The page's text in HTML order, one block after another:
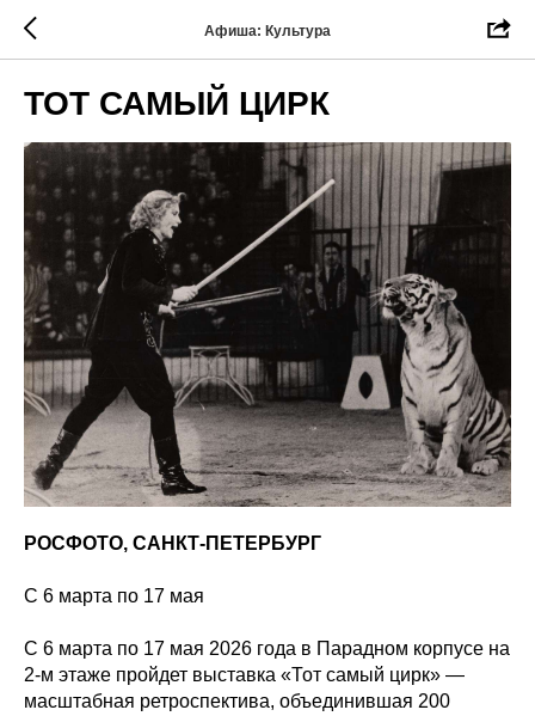
Афиша: Культура
ТОТ САМЫЙ ЦИРК
РОСФОТО, САНКТ-ПЕТЕРБУРГ
C 6 марта по 17 мая
С 6 марта по 17 мая 2026 года в Парадном корпусе на
2-м этаже пройдет выставка «Тот самый цирк» —
масштабная ретроспектива, объединившая 200